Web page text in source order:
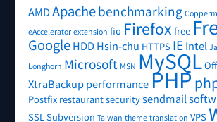
AMDApachebenchmarking
eAccelerator extension fio Firefox free
GoogleHDDHsin-chu HTTPS IE Intel
Longhorn Microsoft MSN MySQL
XtraBackupperformancePHP
Postfix restaurantsecuritysendmail
SSL Subversion Taiwan theme translation VPS